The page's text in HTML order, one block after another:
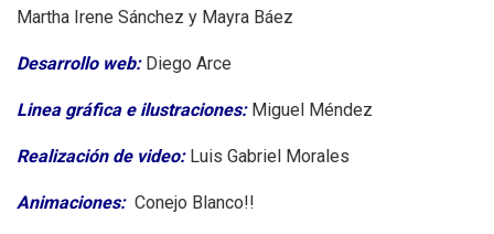
Martha Irene Sánchez y Mayra Báez
Desarrollo web: Diego Arce
Linea gráfica e ilustraciones: Miguel Méndez
Realización de video: Luis Gabriel Morales
Animaciones: Conejo Blanco!!